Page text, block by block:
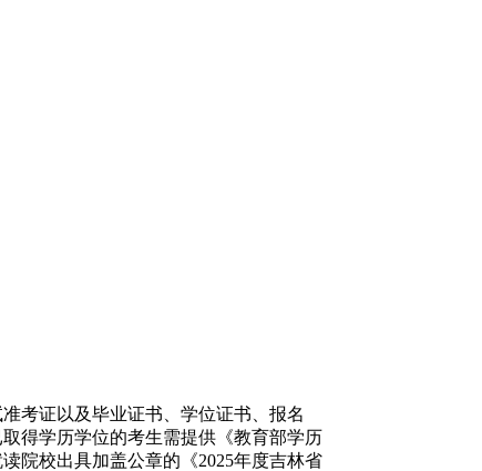
考证以及毕业证书、学位证书、报名
得学历学位的考生需提供《教育部学历
院校出具加盖公章的《2025年度吉林省